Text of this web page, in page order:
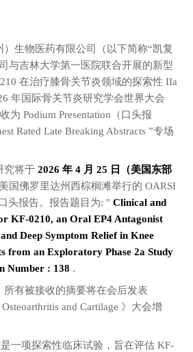
）生物医药有限公司（以下简称“凯复
与吉林大学第一医院联合开展的新型
在治疗膝骨关节炎领域的探索性 IIa
年国际骨关节炎研究学会世界大会
为 Podium Presentation（口头报
Rated Late Breaking Abstracts ”专场
究将于2026 年 4 月 25 日（美国东部
国佛罗里达州西棕榈滩举行的 OARSI
头报告。报告题目为: "Clinical and
KF-0210, an Oral EP4 Antagonist
Deep Symptom Relief in Knee
from an Exploratory Phase 2a Study
Number : 138 .
所有被接收的摘要将在会后发表
and Cartilage 》大会增
一项探索性临床试验，旨在评估 KF-